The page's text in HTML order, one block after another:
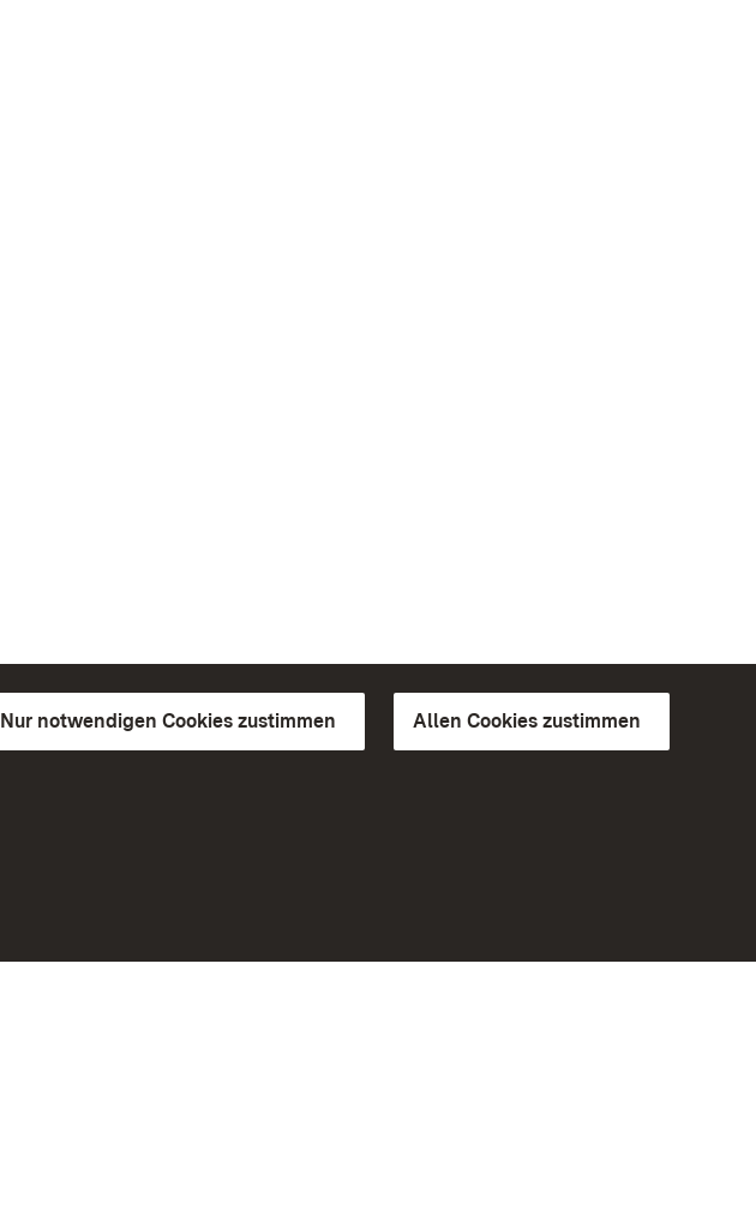
Nur notwendigen Cookies zustimmen Allen Cookies zustimmen